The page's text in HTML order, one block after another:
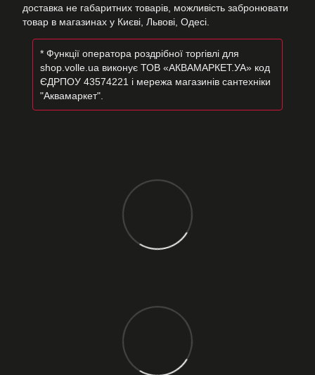
доставка не габаритних товарів, можливість забронювати
товар в магазинах у Києві, Львові, Одесі.
* Функції оператора роздрібної торгівлі для
shop.volle.ua виконує ТОВ «АКВАМАРКЕТ.УА» код
ЄДРПОУ 43574221 і мережа магазинів сантехніки
"Аквамаркет".